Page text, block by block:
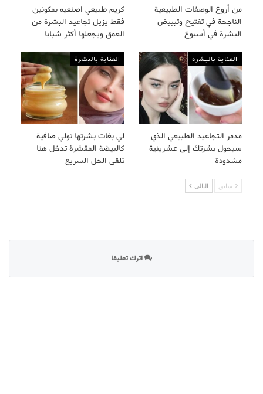
من أروع الوصفات الطبيعية
الناجحة في تفتيح وتبييض
البشرة في أسبوع
كريم طبيعي اصنعيه بمكونين
فقط يزيل تجاعيد البشرة من
العمق ويجعلها أكثر شبابا
العناية بالبشرة
مدمر التجاعيد الطبيعي الذي
سيحول بشرتك إلى عشرينية
مشدودة
العناية بالبشرة
لي بغات بشرتها تولي صافية
كالبيضة المقشرة تدخل هنا
تلقى الحل السريع
سابق التالى
اترك تعليقا